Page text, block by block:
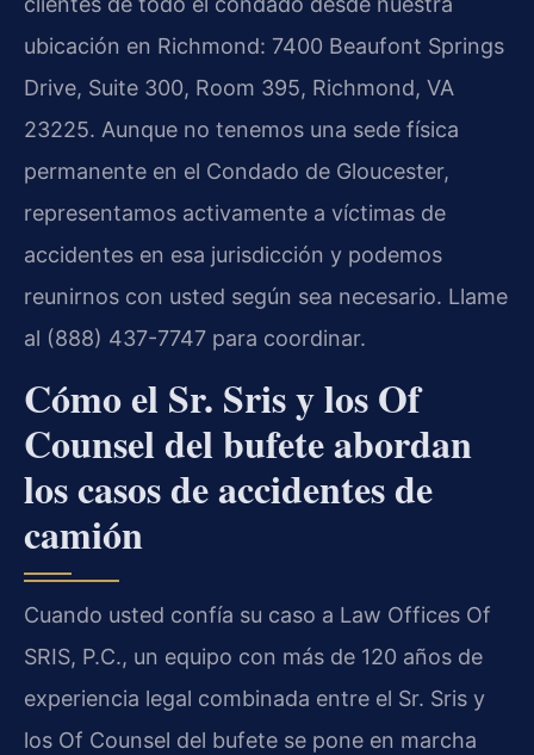
ubicación en Richmond: 7400 Beaufont Springs
Drive, Suite 300, Room 395, Richmond, VA
23225. Aunque no tenemos una sede física
permanente en el Condado de Gloucester,
representamos activamente a víctimas de
accidentes en esa jurisdicción y podemos
reunirnos con usted según sea necesario. Llame
al (888) 437-7747 para coordinar.
Cómo el Sr. Sris y los Of
Counsel del bufete abordan
los casos de accidentes de
camión
Cuando usted confía su caso a Law Offices Of
SRIS, P.C., un equipo con más de 120 años de
experiencia legal combinada entre el Sr. Sris y
los Of Counsel del bufete se pone en marcha